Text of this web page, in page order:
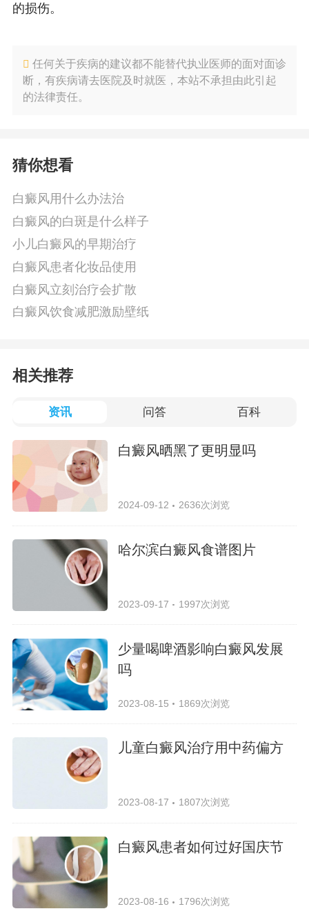
的损伤。
任何关于疾病的建议都不能替代执业医师的面对面诊
断，有疾病请去医院及时就医，本站不承担由此引起
的法律责任。
猜你想看
白癜风用什么办法治
白癜风的白斑是什么样子
小儿白癜风的早期治疗
白癜风患者化妆品使用
白癜风立刻治疗会扩散
白癜风饮食减肥激励壁纸
相关推荐
资讯 问答 百科
白癜风晒黑了更明显吗
2024-09-12 2636次浏览
哈尔滨白癜风食谱图片
2023-09-17 1997次浏览
少量喝啤酒影响白癜风发展
吗
2023-08-15 1869次浏览
儿童白癜风治疗用中药偏方
2023-08-17 1807次浏览
白癜风患者如何过好国庆节
2023-08-16 1796次浏览